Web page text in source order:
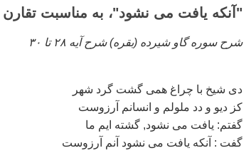
"آنکه يافت می نشود"، به مناسبت
شرح سوره گاو شيرده (بقره) شرح آيه ۲۸ تا ۳۰
دی شيخ با چراغ همی گشت گرد شهر
کز ديو و دد ملولم و انسانم آرزوست
گفتم: يافت می نشود, گشته ايم ما
گفت : آنکه يافت می نشود آنم آرزوست